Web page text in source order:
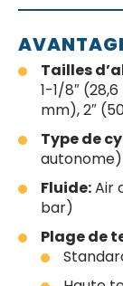
Tailles
1-1/8″
mm), 2″
Type de
autonome)
Fluide:Air
bar)
Plage de